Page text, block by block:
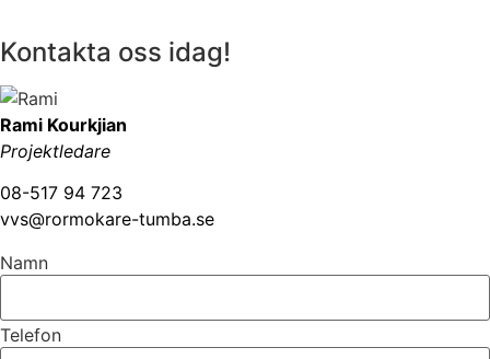
Kontakta oss idag!
Rami Kourkjian
Projektledare
08-517 94 723
vvs@rormokare-tumba.se
Namn
Telefon